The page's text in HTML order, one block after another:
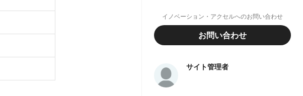
イノベーション・アクセルへのお問い合わせ
お問い合わせ
サイト管理者